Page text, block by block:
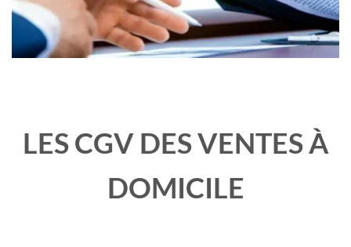
LES CGV DES VENTES À
DOMICILE